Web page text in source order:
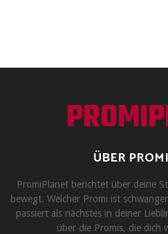
ÜBER
PromiPlanet berichtet über deine
bewegt. Welcher Promi ist
passiert als nächstes in deiner
über die Promis, die dich